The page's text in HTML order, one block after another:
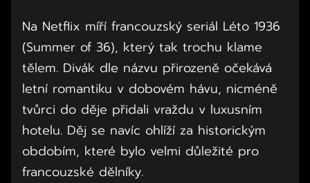
Na Netflix míří francouzský seriál Léto 1936
(Summer of 36), který tak trochu klame
tělem. Divák dle názvu přirozeně očekává
letní romantiku v dobovém hávu, nicméně
tvůrci do děje přidali vraždu v luxusním
hotelu. Děj se navíc ohlíží za historickým
obdobím, které bylo velmi důležité pro
francouzské dělníky.